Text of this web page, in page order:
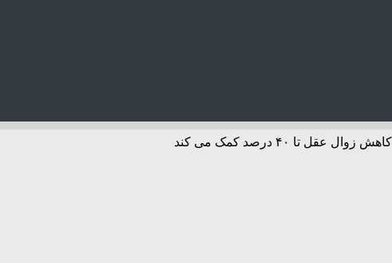
عقل تا ۴۰ درصد کمک می کند